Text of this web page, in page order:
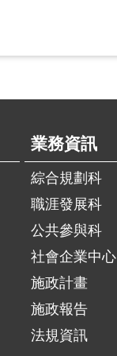
業務資訊
綜合規劃科
職涯發展科
公共參與科
社會企業中心
施政計畫
施政報告
法規資訊